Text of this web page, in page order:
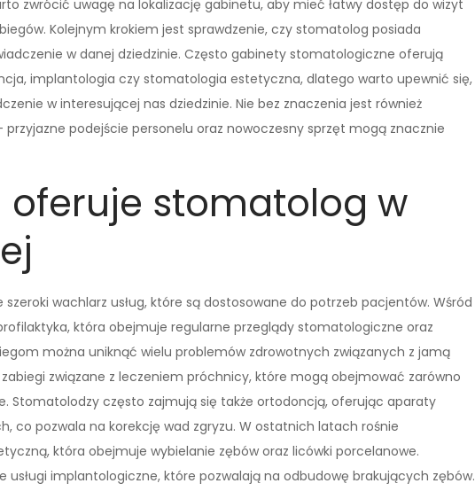
zwrócić uwagę na lokalizację gabinetu, aby mieć łatwy dostęp do wizyt
Kolejnym krokiem jest sprawdzenie, czy stomatolog posiada
w danej dziedzinie. Często gabinety stomatologiczne oferują
implantologia czy stomatologia estetyczna, dlatego warto upewnić się,
w interesującej nas dziedzinie. Nie bez znaczenia jest również
podejście personelu oraz nowoczesny sprzęt mogą znacznie
oferuje stomatolog w
wachlarz usług, które są dostosowane do potrzeb pacjentów. Wśród
która obejmuje regularne przeglądy stomatologiczne oraz
można uniknąć wielu problemów zdrowotnych związanych z jamą
związane z leczeniem próchnicy, które mogą obejmować zarówno
Stomatolodzy często zajmują się także ortodoncją, oferując aparaty
co pozwala na korekcję wad zgryzu. W ostatnich latach rośnie
która obejmuje wybielanie zębów oraz licówki porcelanowe.
implantologiczne, które pozwalają na odbudowę brakujących zębów.